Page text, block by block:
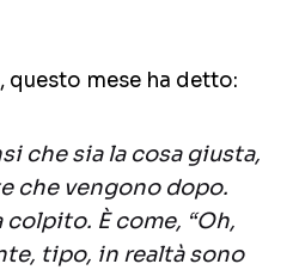
mese ha detto:
che sia la cosa giusta,
che vengono dopo.
È come, “Oh,
tipo, in realtà sono